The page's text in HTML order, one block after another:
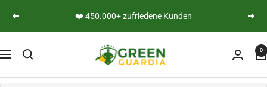
Vend tilbage
👨‍🔬 Persönliche Expertenberatung
Navigation
Green Guardia - Ihr Experte für Schädlinge und 0